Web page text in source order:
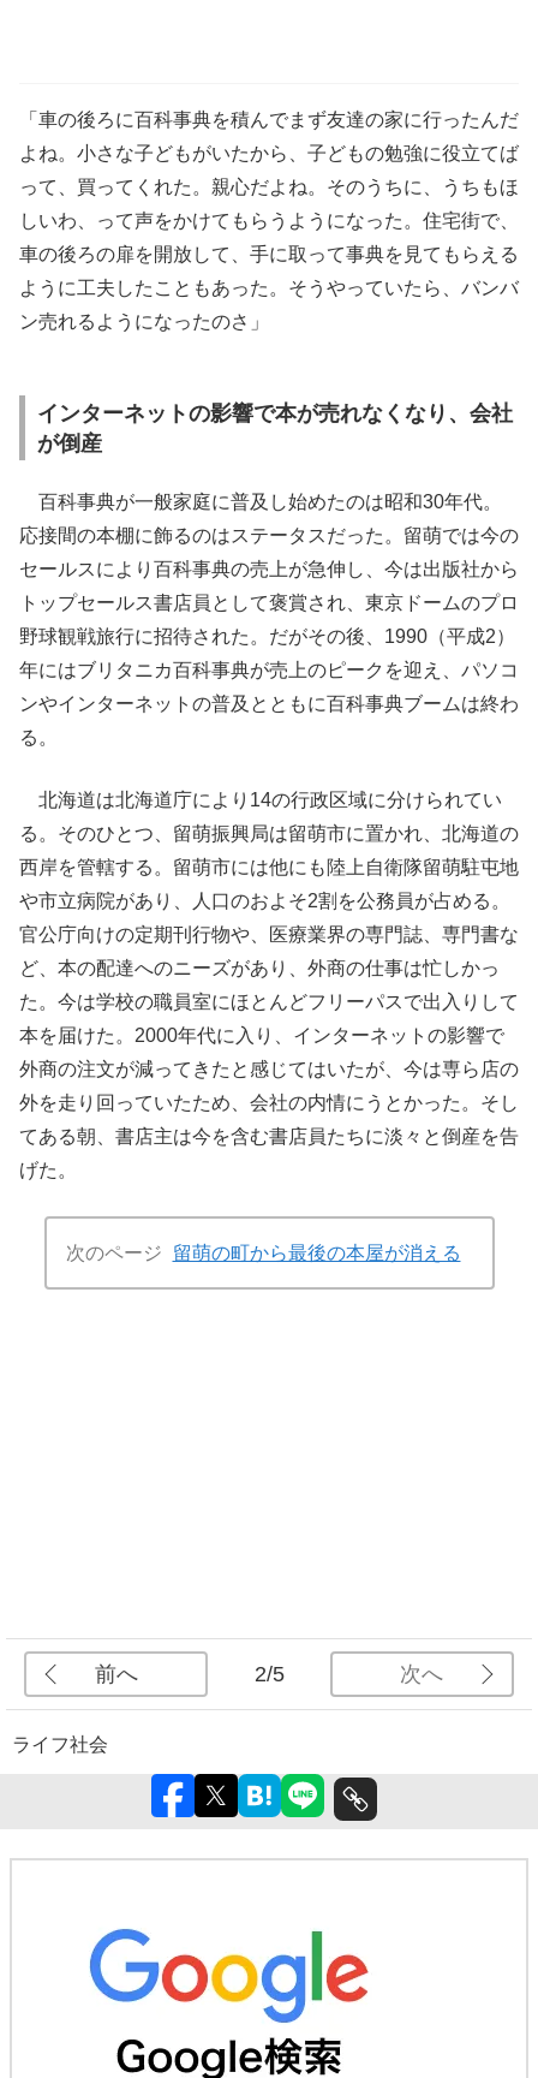
「車の後ろに百科事典を積んでまず友達の家に行ったんだ
よね。小さな子どもがいたから、子どもの勉強に役立てば
って、買ってくれた。親心だよね。そのうちに、うちもほ
しいわ、って声をかけてもらうようになった。住宅街で、
車の後ろの扉を開放して、手に取って事典を見てもらえる
ように工夫したこともあった。そうやっていたら、バンバ
ン売れるようになったのさ」
インターネットの影響で本が売れなくなり、会社
が倒産
百科事典が一般家庭に普及し始めたのは昭和30年代。
応接間の本棚に飾るのはステータスだった。留萌では今の
セールスにより百科事典の売上が急伸し、今は出版社から
トップセールス書店員として褒賞され、東京ドームのプロ
野球観戦旅行に招待された。だがその後、1990（平成2）
年にはブリタニカ百科事典が売上のピークを迎え、パソコ
ンやインターネットの普及とともに百科事典ブームは終わ
る。
北海道は北海道庁により14の行政区域に分けられてい
る。そのひとつ、留萌振興局は留萌市に置かれ、北海道の
西岸を管轄する。留萌市には他にも陸上自衛隊留萌駐屯地
や市立病院があり、人口のおよそ2割を公務員が占める。
官公庁向けの定期刊行物や、医療業界の専門誌、専門書な
ど、本の配達へのニーズがあり、外商の仕事は忙しかっ
た。今は学校の職員室にほとんどフリーパスで出入りして
本を届けた。2000年代に入り、インターネットの影響で
外商の注文が減ってきたと感じてはいたが、今は専ら店の
外を走り回っていたため、会社の内情にうとかった。そし
てある朝、書店主は今を含む書店員たちに淡々と倒産を告
げた。
次のページ 留萌の町から最後の本屋が消える
前へ 2/5 次へ
ライフ社会